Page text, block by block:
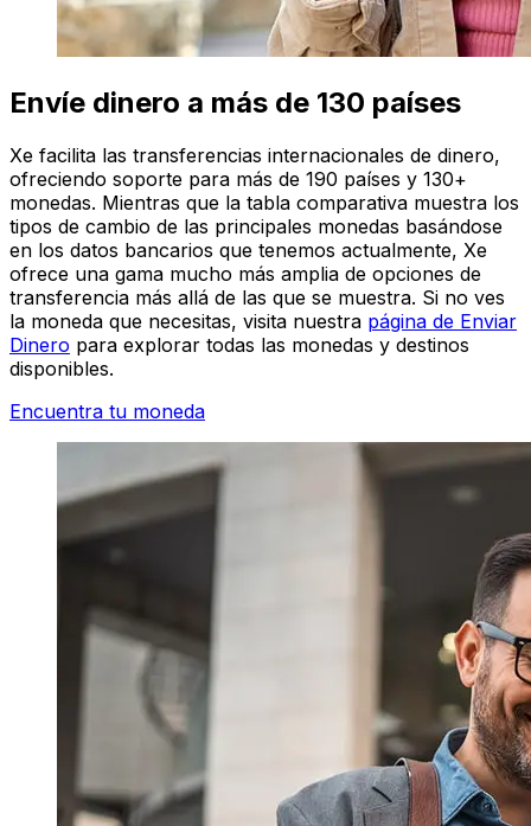
Envíe dinero a más de 130 países
Xe facilita las transferencias internacionales de dinero,
ofreciendo soporte para más de 190 países y 130+
monedas. Mientras que la tabla comparativa muestra los
tipos de cambio de las principales monedas basándose
en los datos bancarios que tenemos actualmente, Xe
ofrece una gama mucho más amplia de opciones de
transferencia más allá de las que se muestra. Si no ves
la moneda que necesitas, visita nuestra página de Enviar
Dinero para explorar todas las monedas y destinos
disponibles.
Encuentra tu moneda